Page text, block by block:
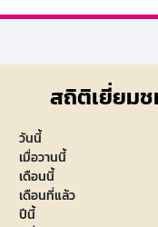
สถิติเยี่ยมช
วันนี้
เมื่อวานนี้
เดือนนี้
เดือนที่แล้ว
ปีนี้